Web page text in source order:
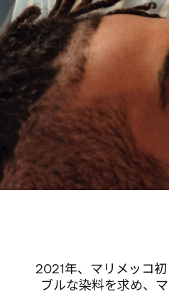
2021年、マリメッコ
ブルな染料を求め、